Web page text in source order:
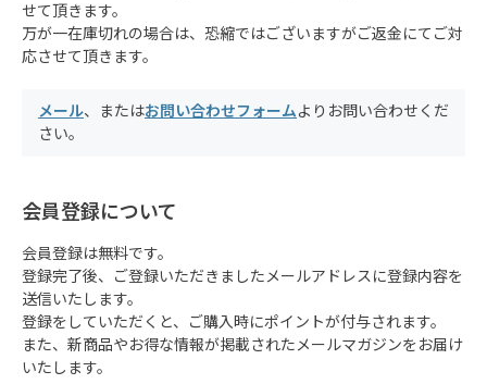
せて頂きます。
万が一在庫切れの場合は、恐縮ではございますがご返金にてご対
応させて頂きます。
メール、またはお問い合わせフォームよりお問い合わせくだ
さい。
会員登録について
会員登録は無料です。
登録完了後、ご登録いただきましたメールアドレスに登録内容を
送信いたします。
登録をしていただくと、ご購入時にポイントが付与されます。
また、新商品やお得な情報が掲載されたメールマガジンをお届け
いたします。